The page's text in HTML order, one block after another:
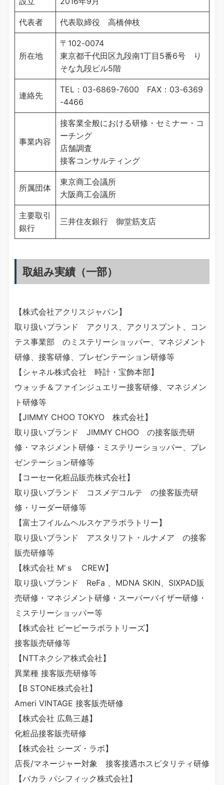
代表者 代表取締役 高橋伸枝
所在地
〒102-0074
東京都千代田区九段南1丁目5番6号 り
そな九段ビル5階
連絡先
TEL：03-6869-7600 FAX：03-6369
-4466
事業内容
接客業全般における研修・セミナー・コ
ーチング
店舗調査
接客コンサルティング
所属団体
東京商工会議所
大阪商工会議所
主要取引
銀行
三井住友銀行 御堂筋支店
取組み実績（一部）
【株式会社アクリスジャパン】
取り扱いブランド アクリス、アクリスプント、コン
テス事業部 のミステリーショッパー、マネジメント
研修、接客研修、プレゼンテーション研修等
【シャネル株式会社 時計・宝飾本部】
ウォッチ＆ファインジュエリー接客研修、マネジメン
ト研修等
【JIMMY CHOO TOKYO 株式会社】
取り扱いブランド JIMMY CHOO の接客販売研
修・マネジメント研修・ミステリーショッパー、プレ
ゼンテーション研修等
【コーセー化粧品販売株式会社】
取り扱いブランド コスメデコルテ の接客販売研
修・リーダー研修等
【富士フイルムヘルスケアラボラトリー】
取り扱いブランド アスタリフト・ルナメア の接客
販売研修等
【株式会社 M‘ｓ CREW】
取り扱いブランド ReFa 、MDNA SKIN、SIXPAD販
売研修・マネジメント研修・スーパーバイザー研修・
ミステリーショッパー等
【株式会社 ビービーラボラトリーズ】
接客販売研修等
【NTTネクシア株式会社】
異業種 接客販売研修等
【B STONE株式会社】
Ameri VINTAGE 接客販売研修
【株式会社 広島三越】
化粧品接客販売研修
【株式会社 シーズ・ラボ】
店長/マネージャー対象 接客接遇ホスピタリティ研修
【バカラ パシフィック株式会社】